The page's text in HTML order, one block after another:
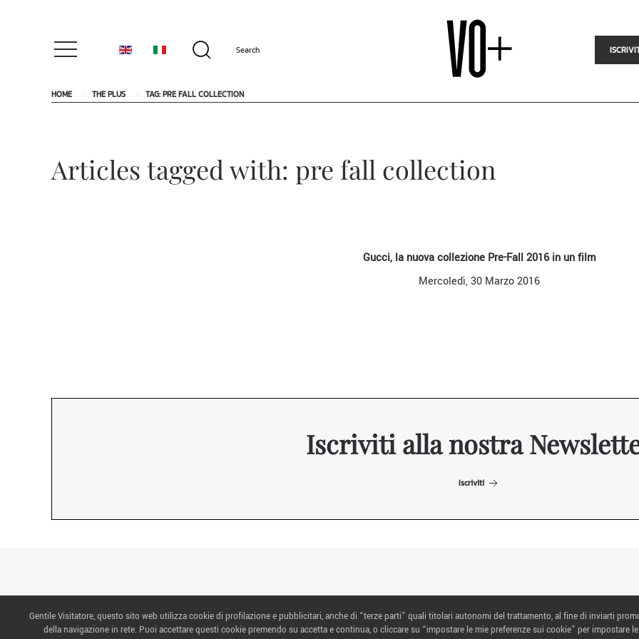
HOME THE PLUS TAG: PRE FALL COLLECTION
Articles tagged with: pre fall collection
Gucci, la nuova collezione Pre-Fall 2016 in un film
Mercoledì, 30 Marzo 2016
Iscriviti alla nostra
Iscriviti
CONTATTI
Via Emilia 155, 47921 Rimini,
CF/PI 00139440408, Registro Imprese: Rimini P.I e n. Reg. Imprese 00139440408,
Gentile Visitatore, questo sito web utilizza cookie di profilazione e pubblicitari, anche di “terze parti” quali titolari autonomi del trattamento, al fine di inviarti
della navigazione in rete. Puoi accettare questi cookie premendo su accetta e continua, o cliccare su “impostare le mie preferenze sui cookie” per impostare